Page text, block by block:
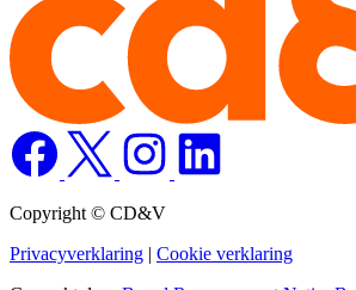
Copyright © CD&V
Privacyverklaring | Cookie verklaring